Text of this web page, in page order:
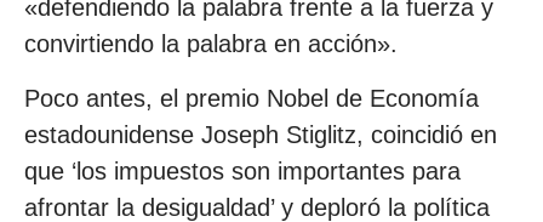
«defendiendo la palabra frente a la fuerza y
convirtiendo la palabra en acción».
Poco antes, el premio Nobel de Economía
estadounidense Joseph Stiglitz, coincidió en
que ‘los impuestos son importantes para
afrontar la desigualdad’ y deploró la política